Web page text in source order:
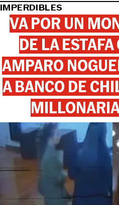
IMPERDIBLES
VA POR UN
DE LA
AMPARO
A BANCO DE